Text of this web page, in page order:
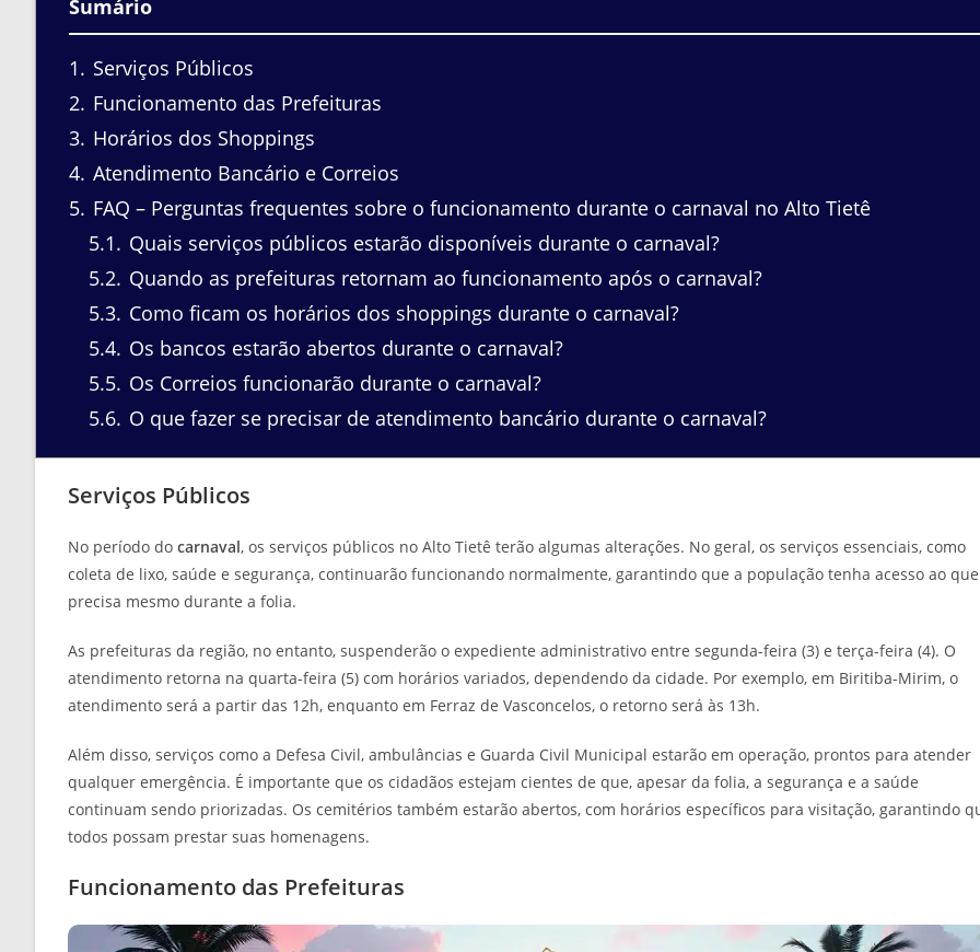
Sumário
1
Serviços Públicos
2 Funcionamento das Prefeituras
3 Horários dos Shoppings
4 Atendimento Bancário e Correios
5 FAQ – Perguntas frequentes sobre o funcionamento durante o carnaval no Alto Tietê
5.1
Quais serviços públicos estarão disponíveis durante o carnaval?
5.2 Quando as prefeituras retornam ao funcionamento após o carnaval?
5.3 Como ficam os horários dos shoppings durante o carnaval?
5.4 Os bancos estarão abertos durante o carnaval?
5.5 Os Correios funcionarão durante o carnaval?
5.6 O que fazer se precisar de atendimento bancário durante o carnaval?
Serviços Públicos
No período do carnaval, os serviços públicos no Alto Tietê terão algumas alterações. No geral, os serviços essenciais, como
coleta de lixo, saúde e segurança, continuarão funcionando normalmente, garantindo que a população tenha acesso ao que
precisa mesmo durante a folia.
As prefeituras da região, no entanto, suspenderão o expediente administrativo entre segunda-feira (3) e terça-feira (4). O
atendimento retorna na quarta-feira (5) com horários variados, dependendo da cidade. Por exemplo, em Biritiba-Mirim, o
atendimento será a partir das 12h, enquanto em Ferraz de Vasconcelos, o retorno será às 13h.
Além disso, serviços como a Defesa Civil, ambulâncias e Guarda Civil Municipal estarão em operação, prontos para atender
qualquer emergência. É importante que os cidadãos estejam cientes de que, apesar da folia, a segurança e a saúde
continuam sendo priorizadas. Os cemitérios também estarão abertos, com horários específicos para visitação, garantindo
todos possam prestar suas homenagens.
Funcionamento das Prefeituras